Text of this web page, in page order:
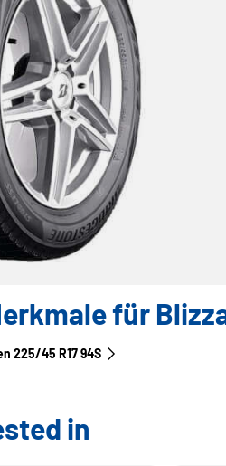
für
225/45 R17 94S
in